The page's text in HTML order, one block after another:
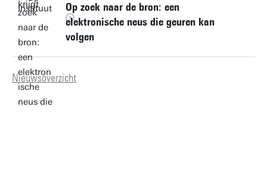
Op zoek naar de bron: een
elektronische neus die geuren kan
volgen
Nieuwsoverzicht